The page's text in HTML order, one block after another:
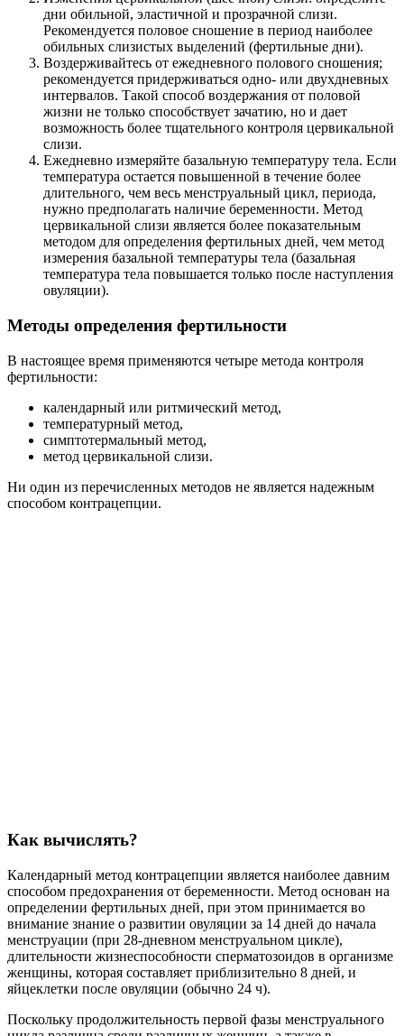
дни обильной, эластичной и прозрачной слизи.
Рекомендуется половое сношение в период наиболее
обильных слизистых выделений (фертильные дни).
Воздерживайтесь от ежедневного полового сношения;
рекомендуется придерживаться одно- или двухдневных
интервалов. Такой способ воздержания от половой
жизни не только способствует зачатию, но и дает
возможность более тщательного контроля цервикальной
слизи.
Ежедневно измеряйте базальную температуру тела. Если
температура остается повышенной в течение более
длительного, чем весь менструальный цикл, периода,
нужно предполагать наличие беременности. Метод
цервикальной слизи является более показательным
методом для определения фертильных дней, чем метод
измерения базальной температуры тела (базальная
температура тела повышается только после наступления
овуляции).
Методы определения фертильности
В настоящее время применяются четыре метода контроля
фертильности:
календарный или ритмический метод,
температурный метод,
симптотермальный метод,
метод цервикальной слизи.
Ни один из перечисленных методов не является надежным
способом контрацепции.
Как вычислять?
Календарный метод контрацепции является наиболее давним
способом предохранения от беременности. Метод основан на
определении фертильных дней, при этом принимается во
внимание знание о развитии овуляции за 14 дней до начала
менструации (при 28-дневном менструальном цикле),
длительности жизнеспособности сперматозоидов в организме
женщины, которая составляет приблизительно 8 дней, и
яйцеклетки после овуляции (обычно 24 ч).
Поскольку продолжительность первой фазы менструального